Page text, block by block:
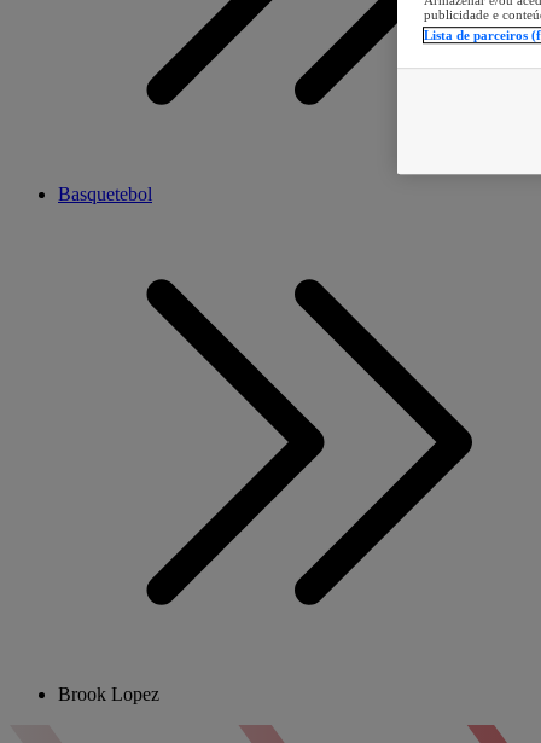
Basquetebol
Brook Lopez
publicidade e
Lista de parceiros